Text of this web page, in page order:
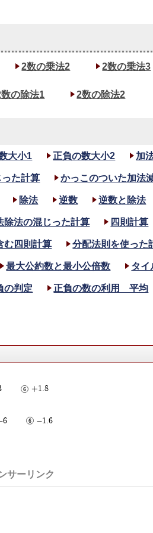
2数の乗法2 2数の乗法3
の除法1 2数の除法2
大小1 正負の数大小2 加
た計算 かっこのついた加法
除法 逆数 逆数と除法
除法の混じった計算 四則計算
む四則計算 分配法則を使った
最大公約数と最小公倍数 タイ
の判定 正負の数の利用 平均
+1.8
6 -1.6